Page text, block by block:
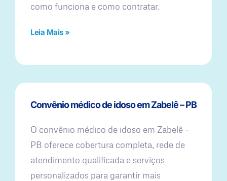
como funciona e como contratar.
Leia Mais »
Convênio médico de idoso em Zabelê – PB
O convênio médico de idoso em Zabelê –
PB oferece cobertura completa, rede de
atendimento qualificada e serviços
personalizados para garantir mais